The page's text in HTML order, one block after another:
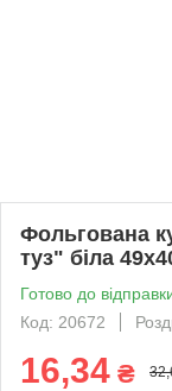
Фольгована
туз" біла
Готово до
Код: 20672
16,34 ₴